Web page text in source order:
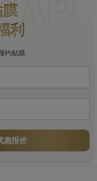
利
约贴膜
惠报价